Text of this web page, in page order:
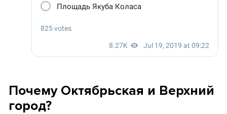
Почему Октябрьская и Верхний
город?